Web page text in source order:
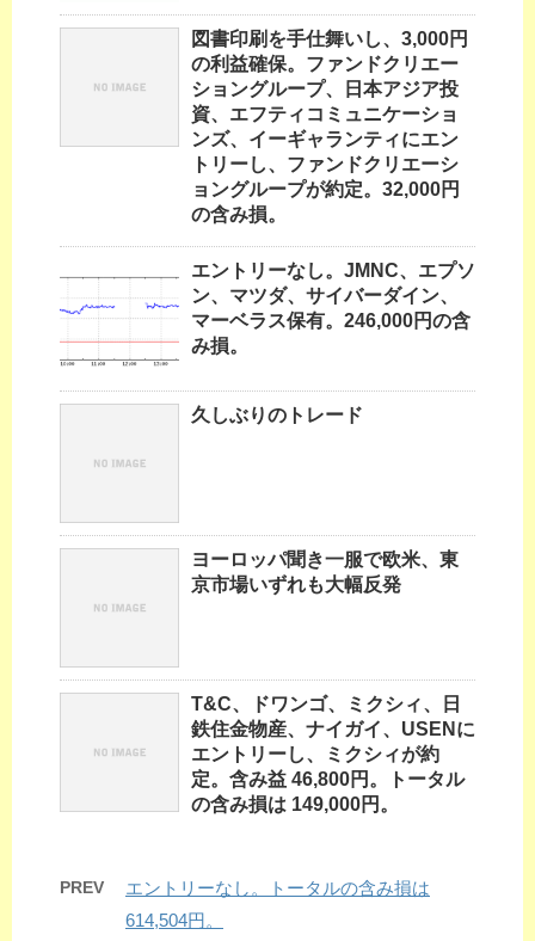
図書印刷を手仕舞いし、3,000円
の利益確保。ファンドクリエー
ショングループ、日本アジア投
資、エフティコミュニケーショ
ンズ、イーギャランティにエン
トリーし、ファンドクリエーシ
ョングループが約定。32,000円
の含み損。
エントリーなし。JMNC、エプソ
ン、マツダ、サイバーダイン、
マーベラス保有。246,000円の含
み損。
久しぶりのトレード
ヨーロッパ聞き一服で欧米、東
京市場いずれも大幅反発
T&C、ドワンゴ、ミクシィ、日
鉄住金物産、ナイガイ、USENに
エントリーし、ミクシィが約
定。含み益 46,800円。トータル
の含み損は 149,000円。
PREV
エントリーなし。トータルの含み損は
614,504円。